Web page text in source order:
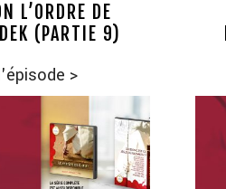
L’ORDRE DE
(PARTIE 9)
>